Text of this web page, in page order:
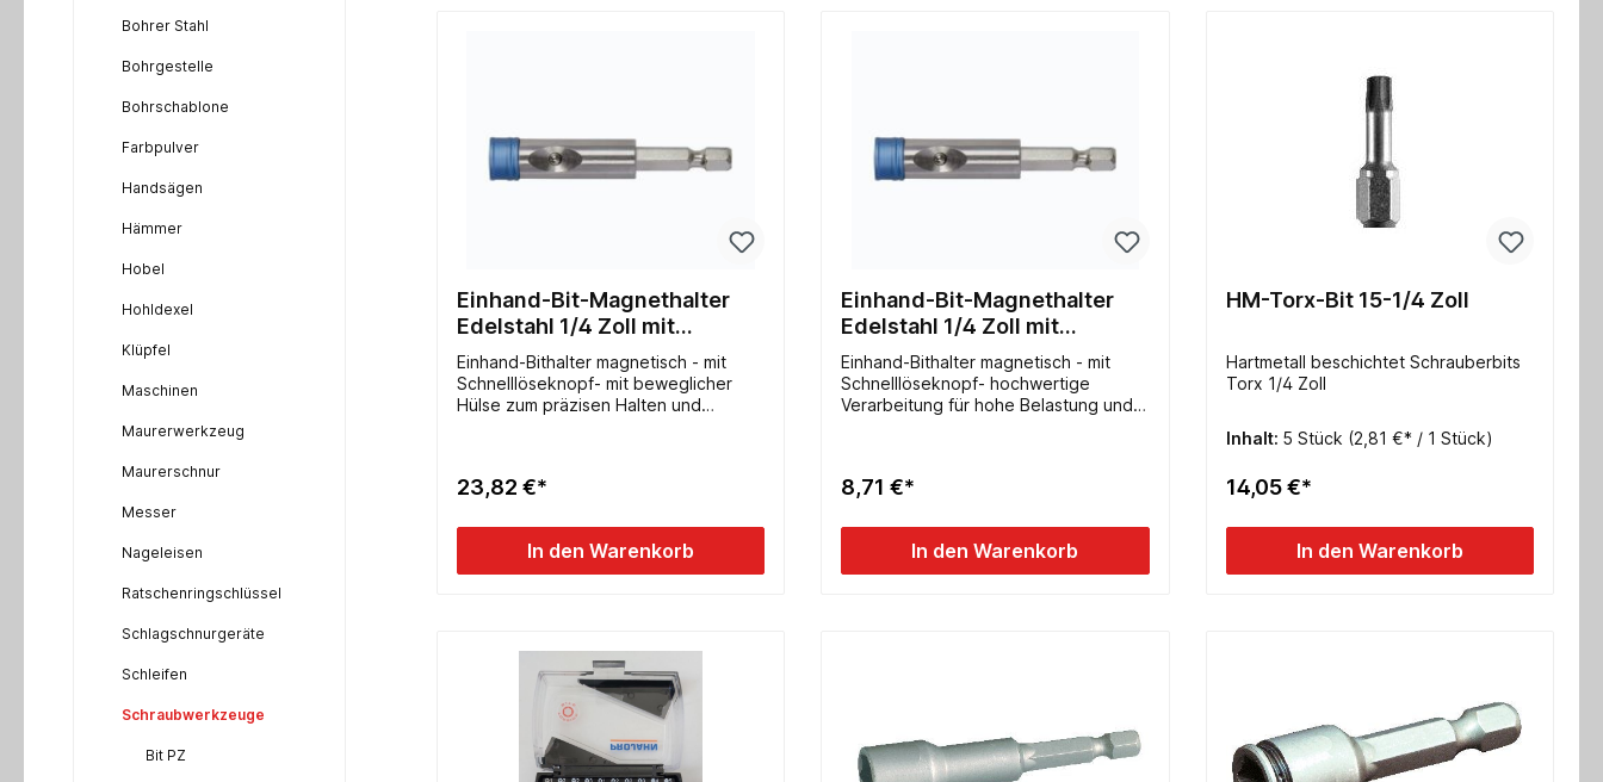
Bohrer Stahl
Bohrgestelle
Bohrschablone
Farbpulver
Handsägen
Hämmer
Hobel
Hohldexel
Klüpfel
Maschinen
Maurerwerkzeug
Maurerschnur
Messer
Nageleisen
Ratschenringschlüssel
Schlagschnurgeräte
Schleifen
Schraubwerkzeuge
Bit PZ
Einhand-Bit-Magnethalter
Edelstahl 1/4 Zoll mit
Schnellöseknopf 350mm
Einhand-Bithalter magnetisch - mit
Schnelllöseknopf- mit beweglicher
Hülse zum präzisen Halten und
extra starkem Magnet, auch für
schlanke Bauform, ideal für enge
Arbeitsbereiche- leichtes Wechseln
der Bits- für 1/4 Zoll Bits - 65mm lang
23,82 €*
In den Warenkorb
Einhand-Bit-Magnethalter
Edelstahl 1/4 Zoll mit
Schnellöseknopf 65mm
Einhand-Bithalter magnetisch - mit
Schnelllöseknopf- hochwertige
Verarbeitung für hohe Belastung und
enge Arbeitsbereiche- leichtes
65mm lang
8,71 €*
In den Warenkorb
HM-Torx-Bit 15-1/4 Zoll
Hartmetall beschichtet Schrauberbits
Torx 1/4 Zoll
Inhalt: 5 Stück (2,81 €* / 1 Stück)
14,05 €*
In den Warenkorb